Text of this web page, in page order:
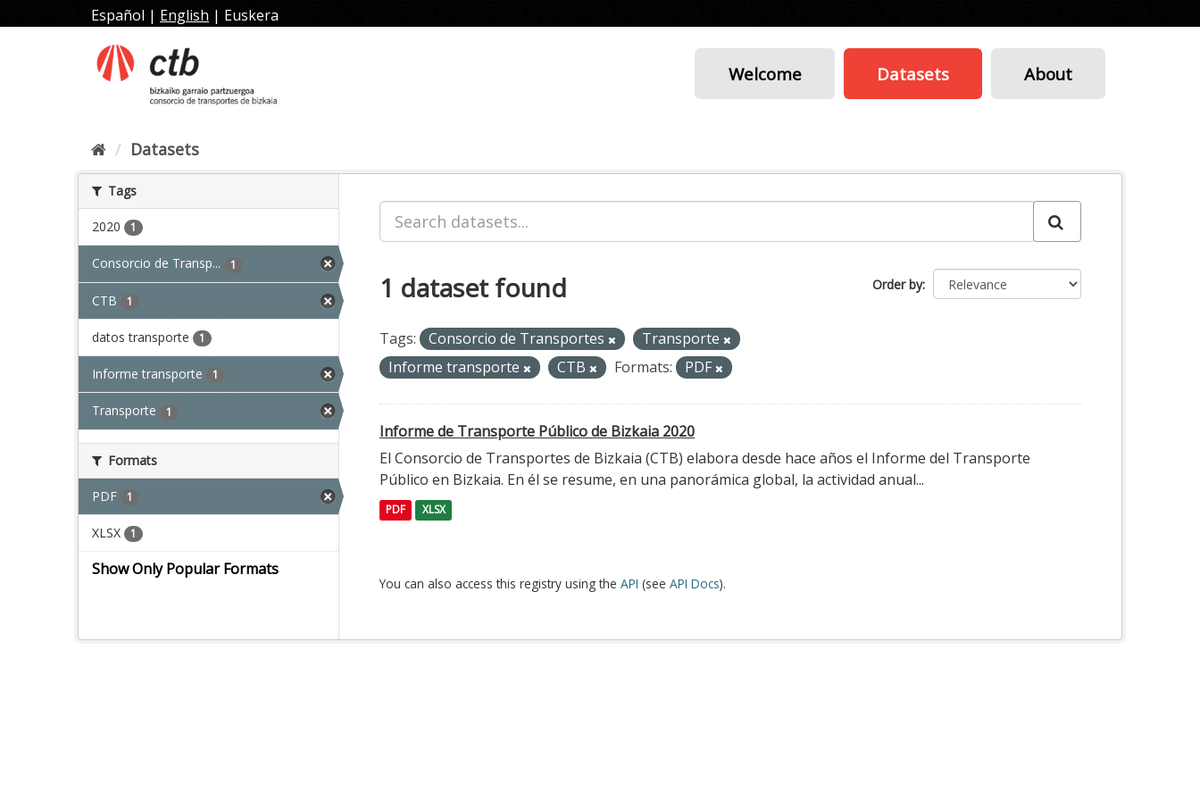
to
Español | English | Euskera
Welcome Datasets About
Datasets
Tags
2020 1
Consorcio de Transp... 1
CTB 1
datos transporte 1
Informe transporte 1
Transporte 1
Formats
PDF 1
XLSX 1
Show Only Popular Formats
Order by
1 dataset found
Tags: Consorcio de Transportes
Transporte
Informe transporte
CTB Formats: PDF
Informe de Transporte Público de Bizkaia 2020
El Consorcio de Transportes de Bizkaia (CTB) elabora desde hace años el Informe del Transporte
Público en Bizkaia. En él se resume, en una panorámica global, la actividad anual...
PDF XLSX
You can also access this registry using the API (see API Docs).